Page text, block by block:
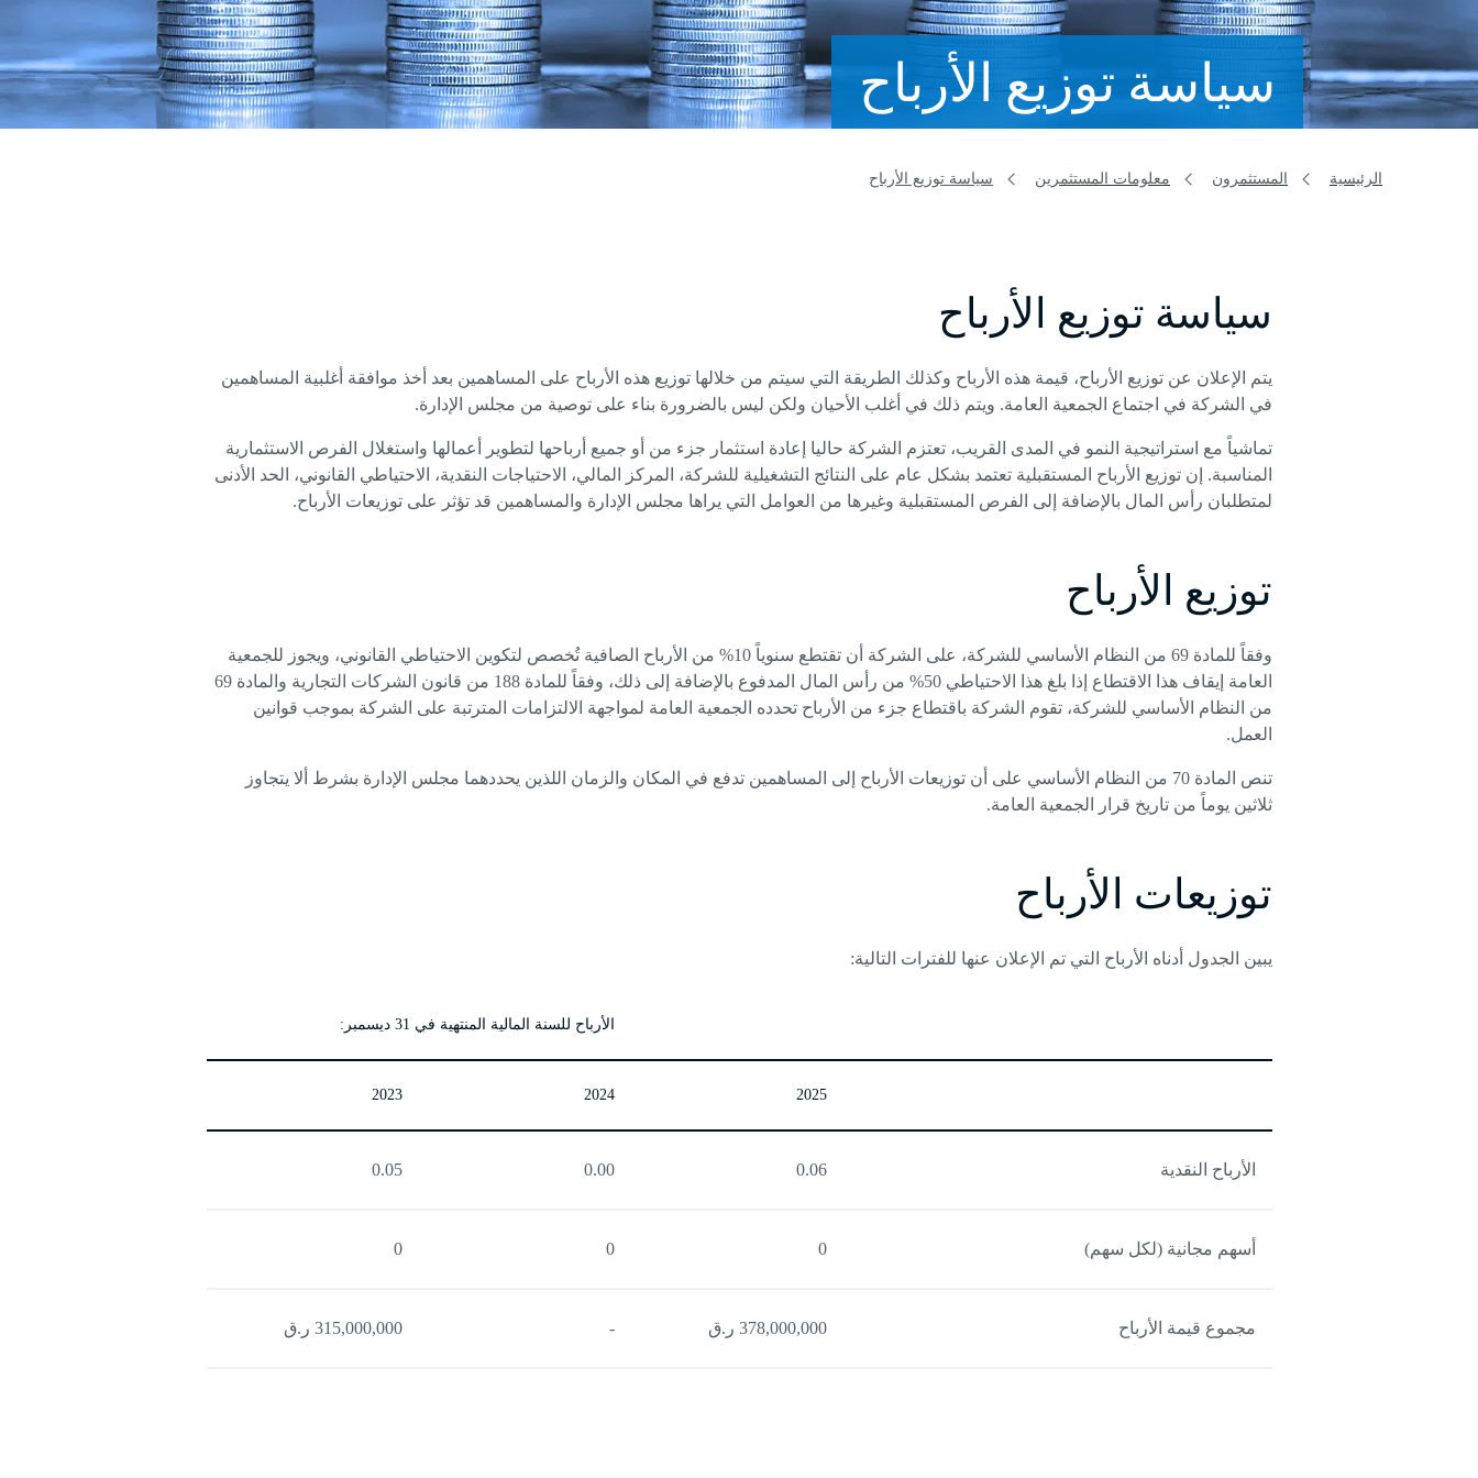
سياسة توزيع الأرباح
الرئيسية المستثمرون معلومات المستثمرين سياسة توزيع الأرباح
سياسة توزيع الأرباح
يتم الإعلان عن توزيع الأرباح، قيمة هذه الأرباح وكذلك الطريقة التي سيتم من خلالها توزيع هذه الأرباح على المساهمين بعد أخذ موافقة أغلبية المساهمين
في الشركة في اجتماع الجمعية العامة. ويتم ذلك في أغلب الأحيان ولكن ليس بالضرورة بناء على توصية من مجلس الإدارة.
تماشياً مع استراتيجية النمو في المدى القريب، تعتزم الشركة حاليا إعادة استثمار جزء من أو جميع أرباحها لتطوير أعمالها واستغلال الفرص الاستثمارية
المناسبة. إن توزيع الأرباح المستقبلية تعتمد بشكل عام على النتائج التشغيلية للشركة، المركز المالي، الاحتياجات النقدية، الاحتياطي القانوني، الحد الأدنى
لمتطلبان رأس المال بالإضافة إلى الفرص المستقبلية وغيرها من العوامل التي يراها مجلس الإدارة والمساهمين قد تؤثر على توزيعات الأرباح.
توزيع الأرباح
وفقاً للمادة 69 من النظام الأساسي للشركة، على الشركة أن تقتطع سنوياً 10% من الأرباح الصافية تُخصص لتكوين الاحتياطي القانوني، ويجوز للجمعية
العامة إيقاف هذا الاقتطاع إذا بلغ هذا الاحتياطي 50% من رأس المال المدفوع بالإضافة إلى ذلك، وفقاً للمادة 188 من قانون الشركات التجارية والمادة 69
من النظام الأساسي للشركة، تقوم الشركة باقتطاع جزء من الأرباح تحدده الجمعية العامة لمواجهة الالتزامات المترتبة على الشركة بموجب قوانين
العمل.
تنص المادة 70 من النظام الأساسي على أن توزيعات الأرباح إلى المساهمين تدفع في المكان والزمان اللذين يحددهما مجلس الإدارة بشرط ألا يتجاوز
ثلاثين يوماً من تاريخ قرار الجمعية العامة.
توزيعات الأرباح
يبين الجدول أدناه الأرباح التي تم الإعلان عنها للفترات التالية:
الأرباح للسنة المالية المنتهية في 31 ديسمبر:
2025
2024
2023
الأرباح النقدية 0.06
0.00
0.05
أسهم مجانية (لكل سهم) 0
0
0
مجموع قيمة الأرباح 378,000,000 ر.ق - 315,000,000 ر.ق